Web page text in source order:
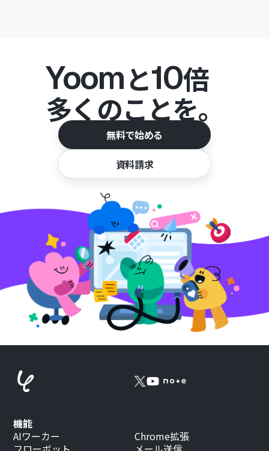
Yoomと10倍
多くのことを。
無料で始める
資料請求
機能
AIワーカー
Chrome拡張